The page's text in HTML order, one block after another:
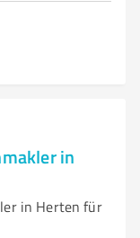
in
in Herten für